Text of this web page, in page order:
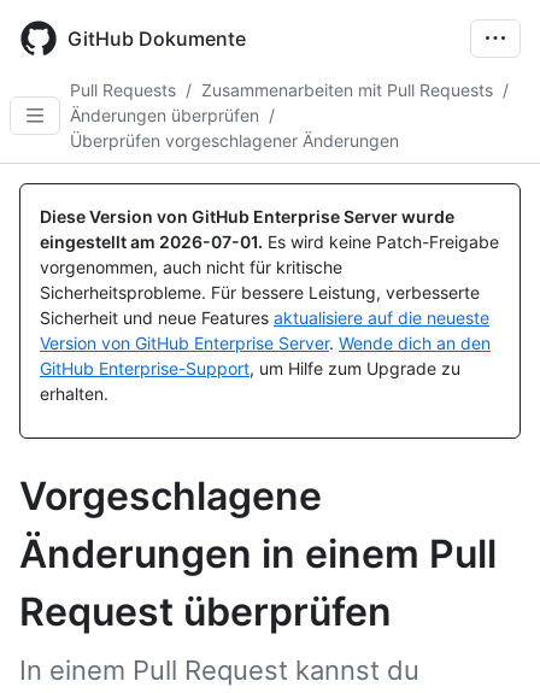
main
GitHub Dokumente
Pull Requests / Zusammenarbeiten mit Pull Requests /
Änderungen überprüfen /
Überprüfen vorgeschlagener Änderungen
Diese Version von GitHub Enterprise Server wurde
eingestellt am 2026-07-01. Es wird keine Patch-Freigabe
vorgenommen, auch nicht für kritische
Sicherheitsprobleme. Für bessere Leistung, verbesserte
Sicherheit und neue Features aktualisiere auf die neueste
Version von GitHub Enterprise Server. Wende dich an den
GitHub Enterprise-Support, um Hilfe zum Upgrade zu
erhalten.
Vorgeschlagene
Änderungen in einem Pull
Request überprüfen
In einem Pull Request kannst du